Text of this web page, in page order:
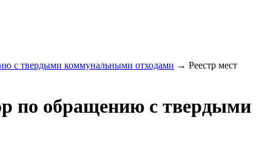
с твердыми коммунальными отходами → Реестр мест
по обращению с твердыми